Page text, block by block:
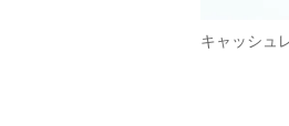
キャッシュ